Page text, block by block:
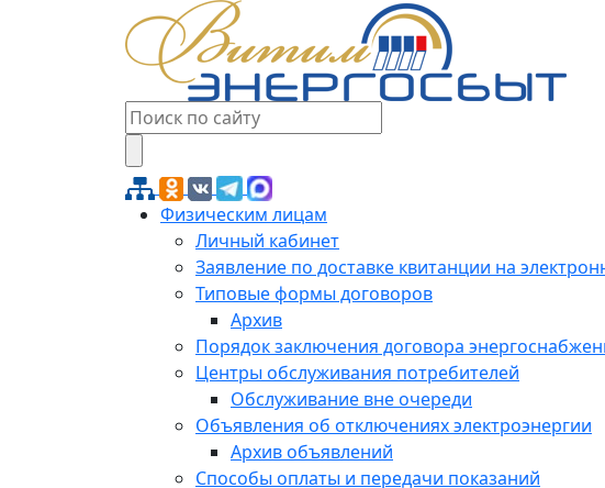
Физическим лицам
Личный кабинет
Заявление по доставке квитанции на
Типовые формы договоров
Архив
Порядок заключения договора
Центры обслуживания потребителей
Обслуживание вне очереди
Объявления об отключениях электроэнергии
Архив объявлений
Способы оплаты и передачи показаний